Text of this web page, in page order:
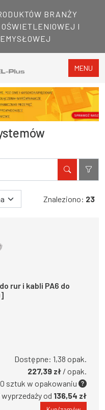
BRANŻY
I
MENU
Filtry
Znaleziono: 23
rur i kabli PA6 do
Dostępne: 1,38 opak.
227,39 zł / opak.
sztuk w opakowaniu
wyprzedaży od 136,54 zł